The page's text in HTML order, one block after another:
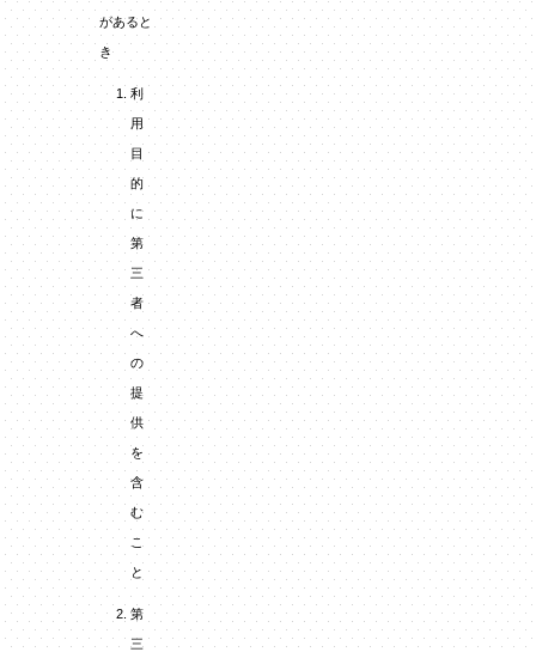
があると
き
利
用
目
的
に
第
三
者
へ
の
提
供
を
含
む
こ
と
第
三